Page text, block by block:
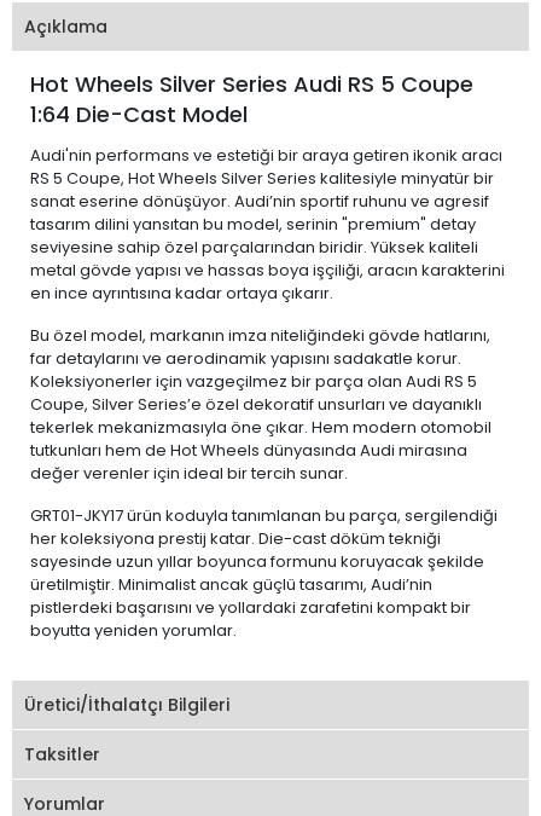
Açıklama
Hot Wheels Silver Series Audi RS 5 Coupe
1:64 Die-Cast Model
Audi'nin performans ve estetiği bir araya getiren ikonik aracı
RS 5 Coupe, Hot Wheels Silver Series kalitesiyle minyatür bir
sanat eserine dönüşüyor. Audi’nin sportif ruhunu ve agresif
tasarım dilini yansıtan bu model, serinin "premium" detay
seviyesine sahip özel parçalarından biridir. Yüksek kaliteli
metal gövde yapısı ve hassas boya işçiliği, aracın karakterini
en ince ayrıntısına kadar ortaya çıkarır.
Bu özel model, markanın imza niteliğindeki gövde hatlarını,
far detaylarını ve aerodinamik yapısını sadakatle korur.
Koleksiyonerler için vazgeçilmez bir parça olan Audi RS 5
Coupe, Silver Series’e özel dekoratif unsurları ve dayanıklı
tekerlek mekanizmasıyla öne çıkar. Hem modern otomobil
tutkunları hem de Hot Wheels dünyasında Audi mirasına
değer verenler için ideal bir tercih sunar.
GRT01-JKY17 ürün koduyla tanımlanan bu parça, sergilendiği
her koleksiyona prestij katar. Die-cast döküm tekniği
sayesinde uzun yıllar boyunca formunu koruyacak şekilde
üretilmiştir. Minimalist ancak güçlü tasarımı, Audi’nin
pistlerdeki başarısını ve yollardaki zarafetini kompakt bir
boyutta yeniden yorumlar.
Üretici/İthalatçı Bilgileri
Taksitler
Yorumlar